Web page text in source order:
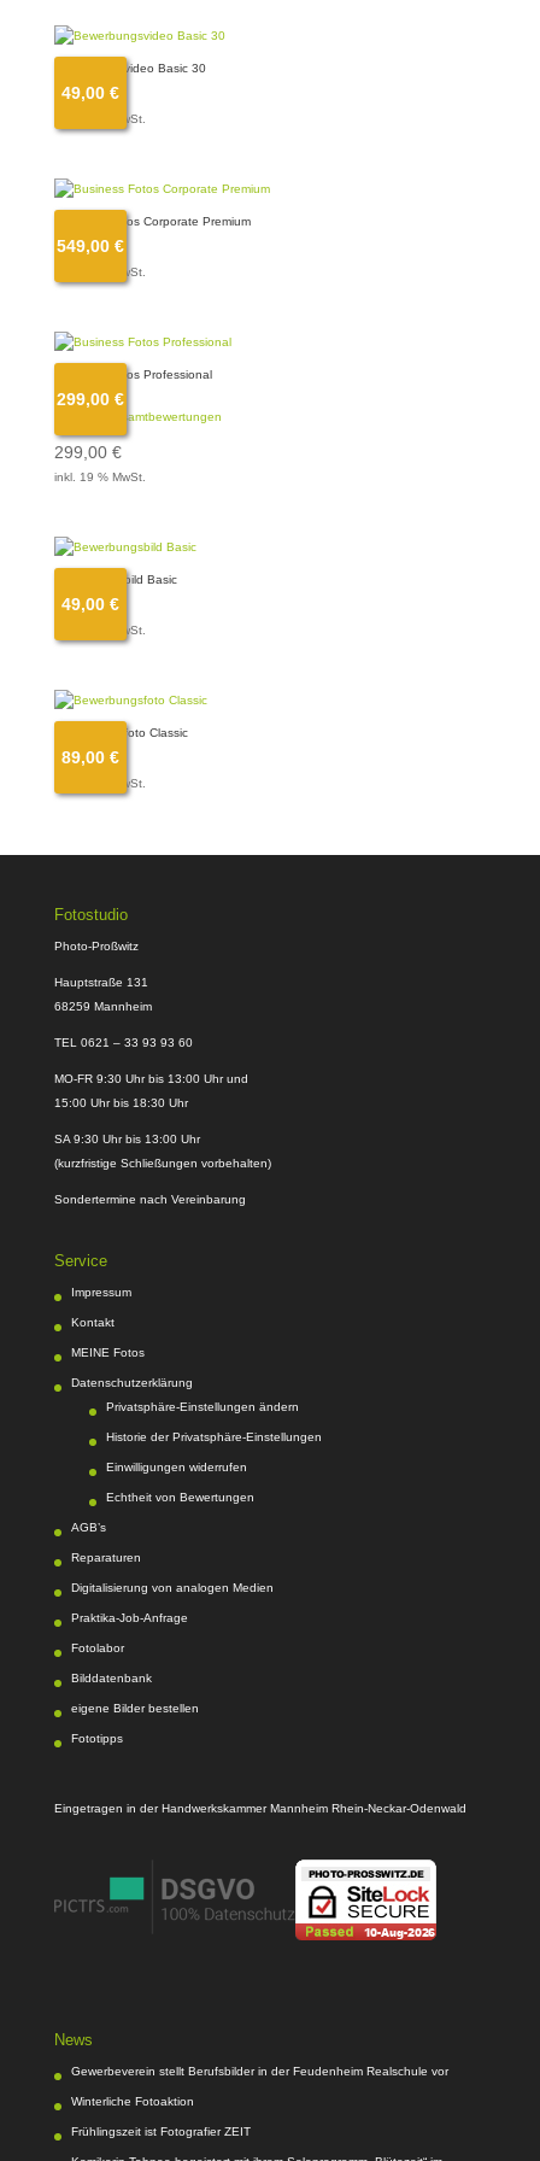
49,00 €
Bewerbungsvideo Basic 30
49,00€
inkl. 19 % MwSt.
549,00 €
Business Fotos Corporate Premium
549,00 €
inkl. 19 % MwSt.
299,00 €
Business Fotos Professional
5.00
von 5
geprüfte Gesamtbewertungen
299,00 €
inkl. 19 % MwSt.
49,00 €
Bewerbungsbild Basic
49,00€
inkl. 19 % MwSt.
89,00 €
Bewerbungsfoto Classic
89,00€
inkl. 19 % MwSt.
Fotostudio
Photo-Proßwitz
Hauptstraße 131
68259 Mannheim
TEL 0621 – 33 93 93 60
MO-FR 9:30 Uhr bis 13:00 Uhr und
15:00 Uhr bis 18:30 Uhr
SA 9:30 Uhr bis 13:00 Uhr
(kurzfristige Schließungen vorbehalten)
Sondertermine nach Vereinbarung
Service
Impressum
Kontakt
MEINE Fotos
Datenschutzerklärung
Privatsphäre-Einstellungen ändern
Historie der Privatsphäre-Einstellungen
Einwilligungen widerrufen
Echtheit von Bewertungen
AGB’s
Reparaturen
Digitalisierung von analogen Medien
Praktika-Job-Anfrage
Fotolabor
Bilddatenbank
eigene Bilder bestellen
Fototipps
Eingetragen in der Handwerkskammer Mannheim Rhein-Neckar-Odenwald
News
Gewerbeverein stellt Berufsbilder in der Feudenheim Realschule vor
Winterliche Fotoaktion
Frühlingszeit ist Fotografier ZEIT